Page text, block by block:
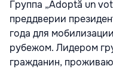
Группа „Adoptă un
преддверии
года для
рубежом. Лидером
гражданин,